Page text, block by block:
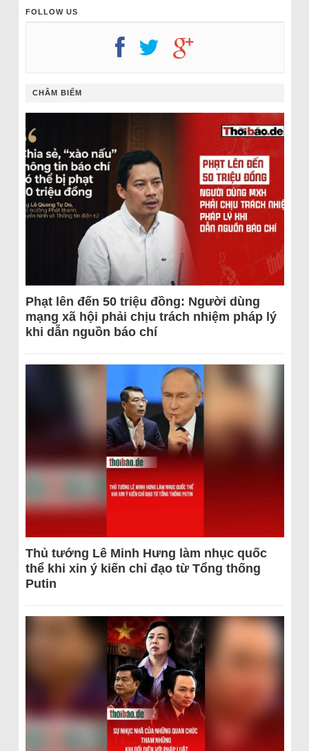
FOLLOW US
CHÂM BIẾM
Phạt lên đến 50 triệu đồng: Người dùng
mạng xã hội phải chịu trách nhiệm pháp lý
khi dẫn nguồn báo chí
Thủ tướng Lê Minh Hưng làm nhục quốc
thể khi xin ý kiến chỉ đạo từ Tổng thống
Putin